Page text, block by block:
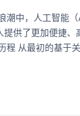
中，人工智能
供了更加便捷
从最初的基于